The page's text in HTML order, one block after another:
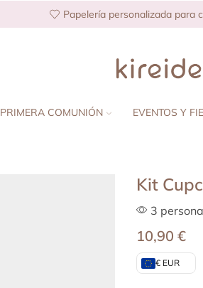
Papelería personalizada para
PRIMERA COMUNIÓN EVENTOS Y
Kit
3
10,90 €
€ EUR